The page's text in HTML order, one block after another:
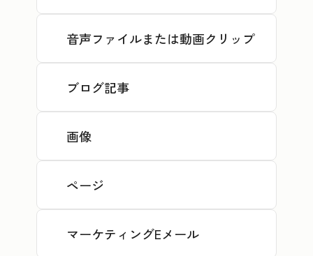
音声ファイルまたは動画クリップ
ブログ記事
画像
ページ
マーケティングEメール